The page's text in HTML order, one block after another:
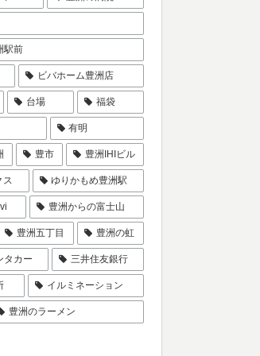
駅前
ビバホーム豊洲店
台場 福袋
有明
豊市 豊洲IHIビル
ス ゆりかもめ豊洲駅
豊洲からの富士山
豊洲五丁目 豊洲の虹
タカー 三井住友銀行
イルミネーション
豊洲のラーメン